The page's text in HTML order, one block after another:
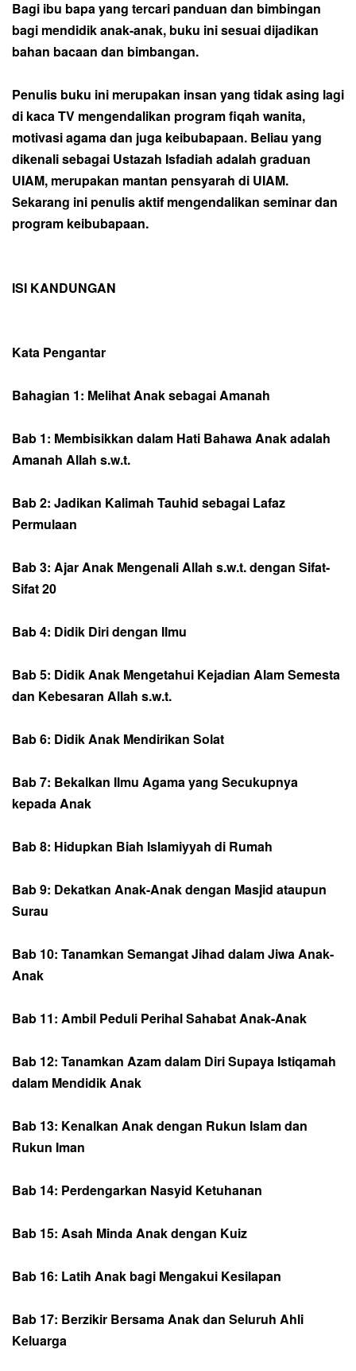
Bagi ibu bapa yang tercari panduan dan bimbingan
bagi mendidik anak-anak, buku ini sesuai dijadikan
bahan bacaan dan bimbangan.
Penulis buku ini merupakan insan yang tidak asing lagi
di kaca TV mengendalikan program fiqah wanita,
motivasi agama dan juga keibubapaan. Beliau yang
dikenali sebagai Ustazah Isfadiah adalah graduan
UIAM, merupakan mantan pensyarah di UIAM.
Sekarang ini penulis aktif mengendalikan seminar dan
program keibubapaan.
ISI KANDUNGAN
Kata Pengantar
Bahagian 1: Melihat Anak sebagai Amanah
Bab 1: Membisikkan dalam Hati Bahawa Anak adalah
Amanah Allah s.w.t.
Bab 2: Jadikan Kalimah Tauhid sebagai Lafaz
Permulaan
Bab 3: Ajar Anak Mengenali Allah s.w.t. dengan Sifat-
Sifat 20
Bab 4: Didik Diri dengan Ilmu
Bab 5: Didik Anak Mengetahui Kejadian Alam Semesta
dan Kebesaran Allah s.w.t.
Bab 6: Didik Anak Mendirikan Solat
Bab 7: Bekalkan Ilmu Agama yang Secukupnya
kepada Anak
Bab 8: Hidupkan Biah Islamiyyah di Rumah
Bab 9: Dekatkan Anak-Anak dengan Masjid ataupun
Surau
Bab 10: Tanamkan Semangat Jihad dalam Jiwa Anak-
Anak
Bab 11: Ambil Peduli Perihal Sahabat Anak-Anak
Bab 12: Tanamkan Azam dalam Diri Supaya Istiqamah
dalam Mendidik Anak
Bab 13: Kenalkan Anak dengan Rukun Islam dan
Rukun Iman
Bab 14: Perdengarkan Nasyid Ketuhanan
Bab 15: Asah Minda Anak dengan Kuiz
Bab 16: Latih Anak bagi Mengakui Kesilapan
Bab 17: Berzikir Bersama Anak dan Seluruh Ahli
Keluarga